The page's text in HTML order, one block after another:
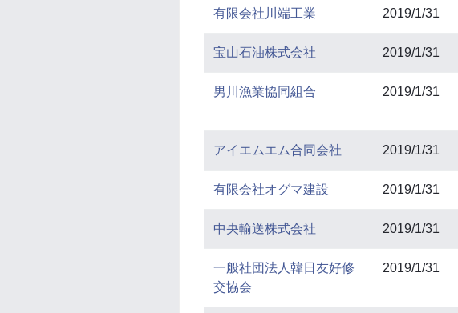
有限会社川端工業 2019/1/31
宝山石油株式会社 2019/1/31
男川漁業協同組合 2019/1/31
アイエムエム合同会社 2019/1/31
有限会社オグマ建設 2019/1/31
中央輸送株式会社 2019/1/31
一般社団法人韓日友好修
交協会
2019/1/31